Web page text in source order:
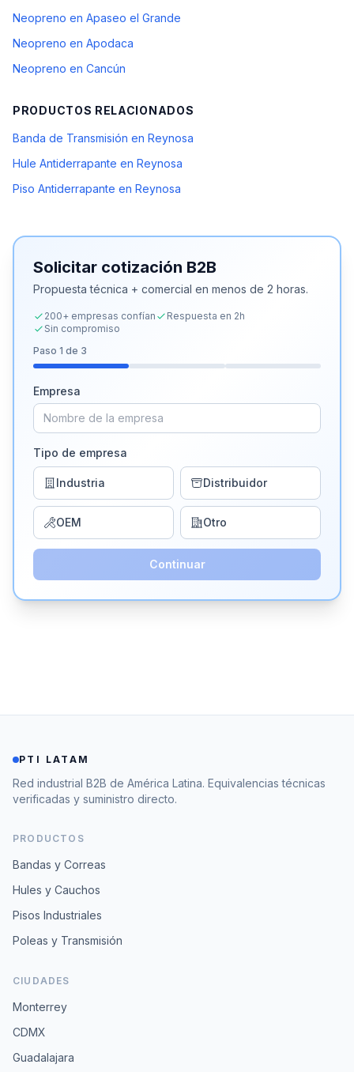
Neopreno en Apaseo el Grande
Neopreno en Apodaca
Neopreno en Cancún
PRODUCTOS RELACIONADOS
Banda de Transmisión en Reynosa
Hule Antiderrapante en Reynosa
Piso Antiderrapante en Reynosa
Solicitar cotización B2B
Propuesta técnica + comercial en menos de 2 horas.
200+ empresas confían
Respuesta en 2h
Sin compromiso
Paso 1 de 3
Empresa
Tipo de empresa
Industria Distribuidor
OEM Otro
Continuar
PTI LATAM
Red industrial B2B de América Latina. Equivalencias técnicas
verificadas y suministro directo.
PRODUCTOS
Bandas y Correas
Hules y Cauchos
Pisos Industriales
Poleas y Transmisión
CIUDADES
Monterrey
CDMX
Guadalajara